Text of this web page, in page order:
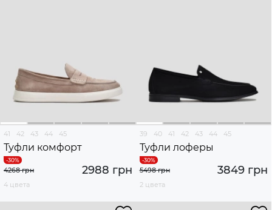
41 42 43 44 45
Туфли комфорт
2988 грн
4268 грн
4 цвета
39 40 41 42 43 44 45
Туфли лоферы
3849 грн
5498 грн
2 цвета